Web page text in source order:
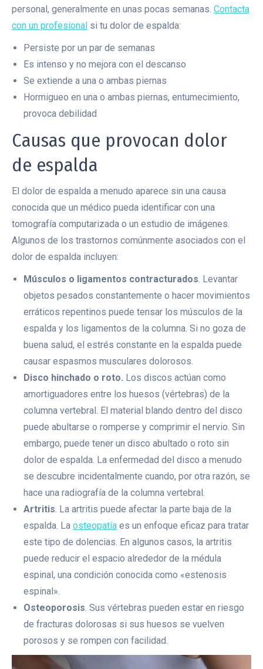
personal, generalmente en unas pocas semanas. Contacta
con un profesional si tu dolor de espalda:
Persiste por un par de semanas
Es intenso y no mejora con el descanso
Se extiende a una o ambas piernas
Hormigueo en una o ambas piernas, entumecimiento,
provoca debilidad
Causas que provocan dolor
de espalda
El dolor de espalda a menudo aparece sin una causa
conocida que un médico pueda identificar con una
tomografía computarizada o un estudio de imágenes.
Algunos de los trastornos comúnmente asociados con el
dolor de espalda incluyen:
Músculos o ligamentos contracturados. Levantar
objetos pesados ​​constantemente o hacer movimientos
erráticos repentinos puede tensar los músculos de la
espalda y los ligamentos de la columna. Si no goza de
buena salud, el estrés constante en la espalda puede
causar espasmos musculares dolorosos.
Disco hinchado o roto. Los discos actúan como
amortiguadores entre los huesos (vértebras) de la
columna vertebral. El material blando dentro del disco
puede abultarse o romperse y comprimir el nervio. Sin
embargo, puede tener un disco abultado o roto sin
dolor de espalda. La enfermedad del disco a menudo
se descubre incidentalmente cuando, por otra razón, se
hace una radiografía de la columna vertebral.
Artritis. La artritis puede afectar la parte baja de la
espalda. La osteopatía es un enfoque eficaz para tratar
este tipo de dolencias. En algunos casos, la artritis
puede reducir el espacio alrededor de la médula
espinal, una condición conocida como «estenosis
espinal».
Osteoporosis. Sus vértebras pueden estar en riesgo
de fracturas dolorosas si sus huesos se vuelven
porosos y se rompen con facilidad.